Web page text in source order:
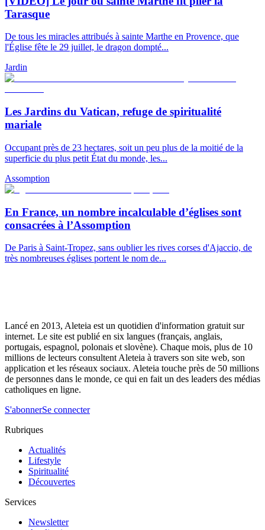
Tarasque
De tous les miracles attribués à sainte Marthe en Provence, que
l'Église fête le 29 juillet, le dragon dompté...
Jardin
Les Jardins du Vatican, refuge de spiritualité
mariale
Occupant près de 23 hectares, soit un peu plus de la moitié de la
superficie du plus petit État du monde, les...
Assomption
En France, un nombre incalculable d’églises sont
consacrées à l’Assomption
De Paris à Saint-Tropez, sans oublier les rives corses d'Ajaccio, de
très nombreuses églises portent le nom de...
Lancé en 2013, Aleteia est un quotidien d'information gratuit sur
internet. Le site est publié en six langues (français, anglais,
portugais, espagnol, polonais et slovène). Chaque mois, plus de 10
millions de lecteurs consultent Aleteia à travers son site web, son
application et les réseaux sociaux. Aleteia touche près de 50 millions
de personnes dans le monde, ce qui en fait un des leaders des médias
catholiques en ligne.
S'abonnerSe connecter
Rubriques
Actualités
Lifestyle
Spiritualité
Découvertes
Services
Newsletter